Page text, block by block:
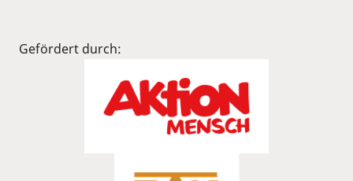
Gefördert durch: